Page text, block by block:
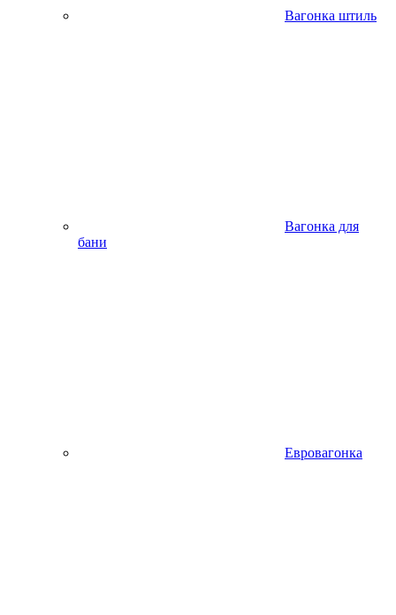
Вагонка штиль
Вагонка для
бани
Евровагонка